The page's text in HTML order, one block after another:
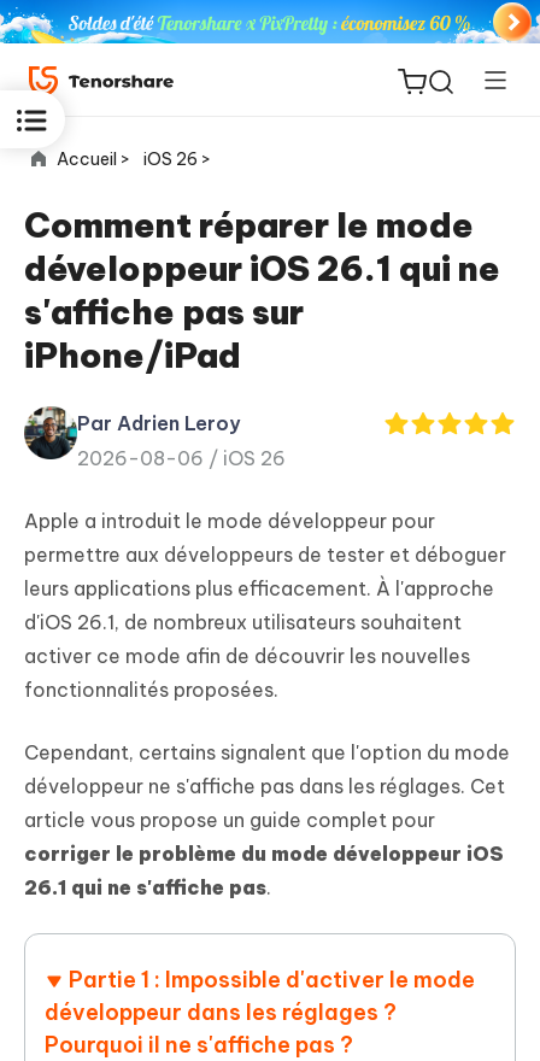
ReiBoot
for iOS
PDF
Editor
iAnyGo
Accueil > iOS 26 >
Comment réparer le mode
développeur iOS 26.1 qui ne
s'affiche pas sur
iPhone/iPad
Par Adrien Leroy
2026-08-06 / iOS 26
Apple a introduit le mode développeur pour
permettre aux développeurs de tester et déboguer
leurs applications plus efficacement. À l'approche
d'iOS 26.1, de nombreux utilisateurs souhaitent
activer ce mode afin de découvrir les nouvelles
fonctionnalités proposées.
Cependant, certains signalent que l'option du mode
développeur ne s'affiche pas dans les réglages. Cet
article vous propose un guide complet pour
corriger le problème du mode développeur iOS
26.1 qui ne s'affiche pas.
Partie 1 : Impossible d'activer le mode
développeur dans les réglages ?
Pourquoi il ne s'affiche pas ?